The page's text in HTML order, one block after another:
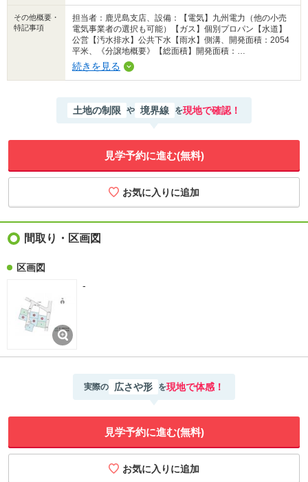
その他概要・
特記事項
担当者：鹿児島支店、設備：【電気】九州電力（他の小売
電気事業者の選択も可能）【ガス】個別プロパン【水道】
公営【汚水排水】公共下水【雨水】側溝、開発面積：2054
平米、《分譲地概要》【総面積】開発面積：…
続きを見る
土地の制限 や 境界線 を現地で確認！
見学予約に進む(無料)
間取り・区画図
区画図
-
実際の 広さや形 を現地で体感！
見学予約に進む(無料)